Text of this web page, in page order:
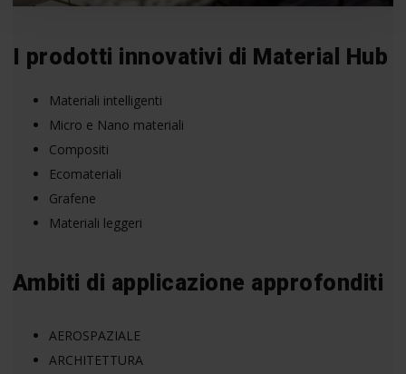
I prodotti innovativi di Material Hub
Materiali intelligenti
Micro e Nano materiali
Compositi
Ecomateriali
Grafene
Materiali leggeri
Ambiti di applicazione approfonditi
AEROSPAZIALE
ARCHITETTURA